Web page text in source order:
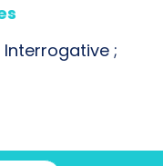
Interrogative ;